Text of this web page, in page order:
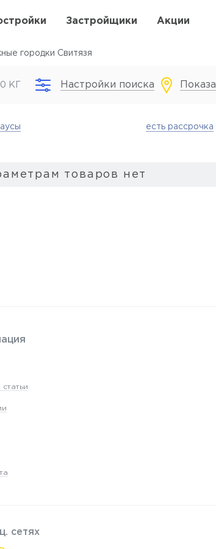
Застройщики Акции
городки Свитязя
КГ Настройки поиска
есть рассрочка
товаров нет
сетях